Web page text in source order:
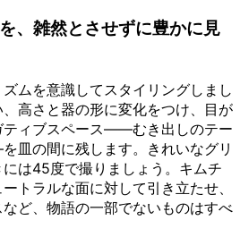
、雑然とさせずに豊かに見
ムを意識してスタイリングしまし
高さと器の形に変化をつけ、目が
ティブスペース——むき出しのテー
皿の間に残します。きれいなグリ
は45度で撮りましょう。キムチ
トラルな面に対して引き立たせ、
ど、物語の一部でないものはすべ